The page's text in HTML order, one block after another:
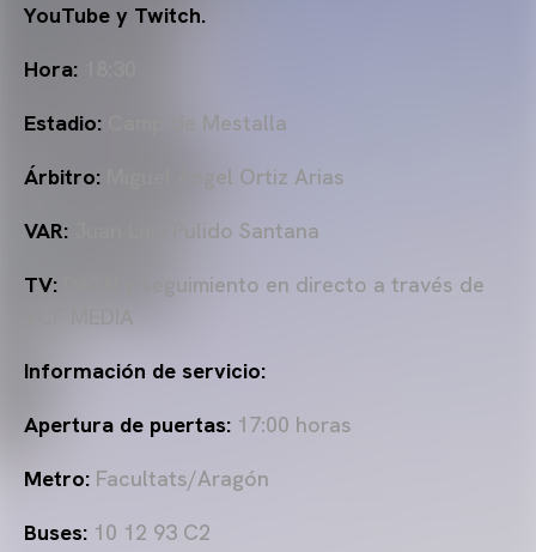
YouTube y Twitch.
Hora:
Estadio: Camp de Mestalla
Árbitro: Miguel Ángel Ortiz Arias
VAR: Juan Luis Pulido Santana
TV: DAZN y seguimiento en directo a través de
VCF MEDIA
Información de servicio:
Apertura de puertas: 17:00 horas
Metro: Facultats/Aragón
Buses: 10 12 93 C2